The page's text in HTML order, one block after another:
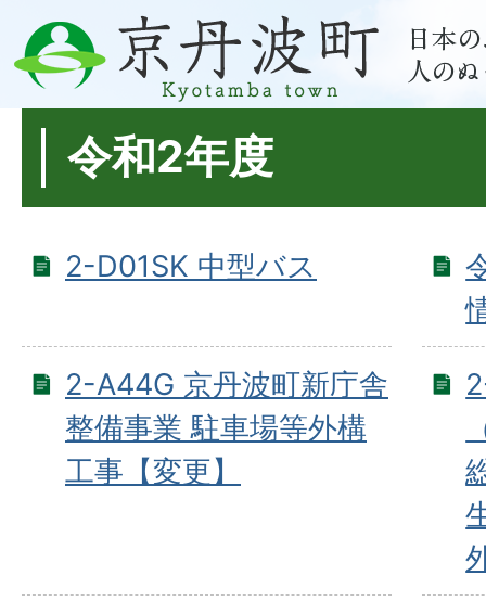
令和2年度
2-D01SK 中型バス
2-A44G 京丹波町新庁舎
整備事業 駐車場等外構
工事【変更】